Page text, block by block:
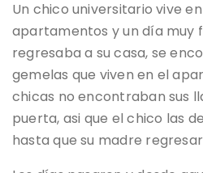
Un chico universitario vive
apartamentos y un día muy
regresaba a su casa, se
gemelas que viven en el
chicas no encontraban sus
puerta, asi que el chico las
hasta que su madre